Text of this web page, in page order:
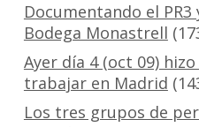
Documentando el
Bodega Monastrell
Ayer día 4 (oct 09)
trabajar en Madrid
Los tres grupos de